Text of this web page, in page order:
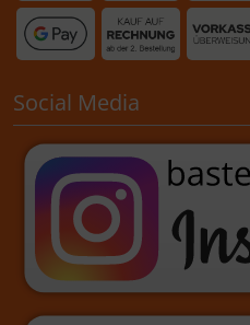
Social Media